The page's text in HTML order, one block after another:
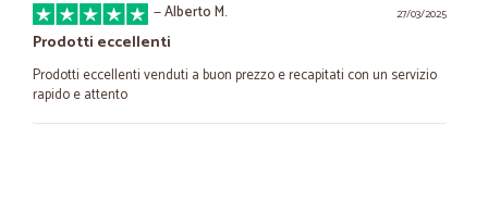
27/03/2025
—Alberto M.
Prodotti eccellenti
Prodotti eccellenti venduti a buon prezzo e recapitati con un servizio
rapido e attento